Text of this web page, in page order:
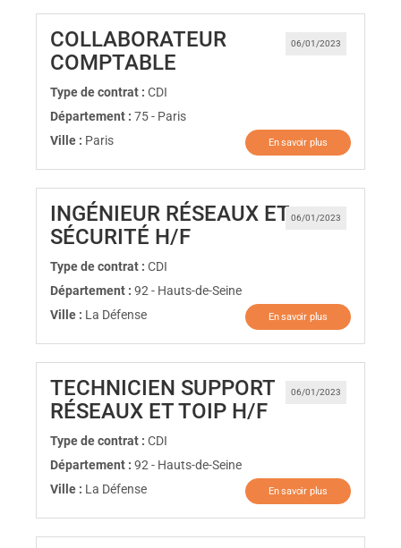
06/01/2023
COLLABORATEUR
COMPTABLE
Type de contrat : CDI
Département : 75 - Paris
Ville : Paris En savoir plus
06/01/2023
INGÉNIEUR RÉSEAUX ET
SÉCURITÉ H/F(Nouvelle fenêtre)
Type de contrat : CDI
Département : 92 - Hauts-de-Seine
Ville : La Défense En savoir plus
06/01/2023
TECHNICIEN SUPPORT
RÉSEAUX ET TOIP H/F(Nouvelle
Type de contrat : CDI
Département : 92 - Hauts-de-Seine
Ville : La Défense En savoir plus